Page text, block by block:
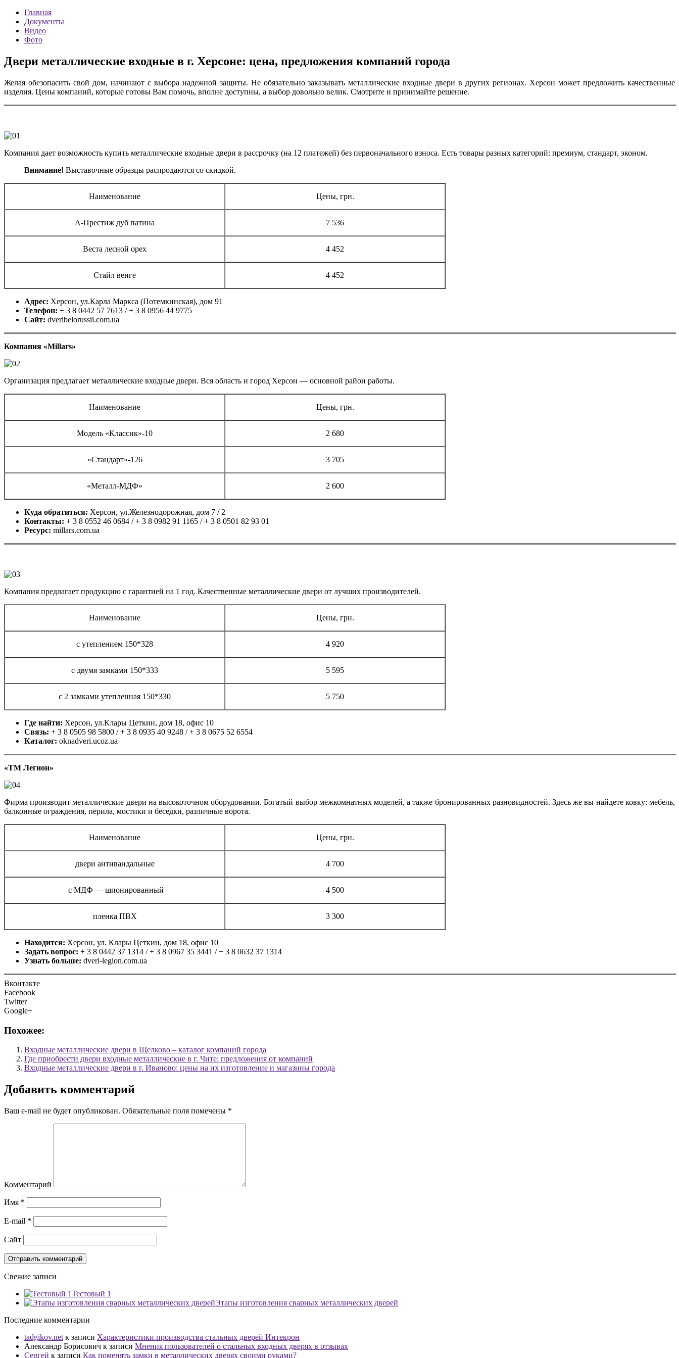
Главная
Документы
Видео
Фото
Двери металлические входные в г. Херсоне: цена, предложения компаний города
Желая обезопасить свой дом, начинают с выбора надежной защиты. Не обязательно заказывать металлические входные двери в других регионах. Херсон может предложить качественные
изделия. Цены компаний, которые готовы Вам помочь, вполне доступны, а выбор довольно велик. Смотрите и принимайте решение.
Компания дает возможность купить металлические входные двери в рассрочку (на 12 платежей) без первоначального взноса. Есть товары разных категорий: премиум, стандарт, эконом.
Внимание! Выставочные образцы распродаются со скидкой.
Наименование Цены, грн.
А-Престиж дуб патина 7 536
Веста лесной орех 4 452
Стайл венге 4 452
Адрес: Херсон, ул.Карла Маркса (Потемкинская), дом 91
Телефон: + 3 8 0442 57 7613 / + 3 8 0956 44 9775
Сайт: dveribelorussii.com.ua
Компания «Millars»
Организация предлагает металлические входные двери. Вся область и город Херсон — основной район работы.
Наименование Цены, грн.
Модель «Классик»-10 2 680
«Стандарт»-126 3 705
«Металл-МДФ» 2 600
Куда обратиться: Херсон, ул.Железнодорожная, дом 7 / 2
Контакты: + 3 8 0552 46 0684 / + 3 8 0982 91 1165 / + 3 8 0501 82 93 01
Ресурс: millars.com.ua
Компания предлагает продукцию с гарантией на 1 год. Качественные металлические двери от лучших производителей.
Наименование Цены, грн.
с утеплением 150*328 4 920
с двумя замками 150*333 5 595
с 2 замками утепленная 150*330 5 750
Где найти: Херсон, ул.Клары Цеткин, дом 18, офис 10
Связь: + 3 8 0505 98 5800 / + 3 8 0935 40 9248 / + 3 8 0675 52 6554
Каталог: oknadveri.ucoz.ua
«ТМ Легион»
Фирма производит металлические двери на высокоточном оборудовании. Богатый выбор межкомнатных моделей, а также бронированных разновидностей. Здесь же вы найдете ковку: мебель,
балконные ограждения, перила, мостики и беседки, различные ворота.
Наименование Цены, грн.
двери антивандальные 4 700
с МДФ — шпонированный 4 500
пленка ПВХ 3 300
Находится: Херсон, ул. Клары Цеткин, дом 18, офис 10
Задать вопрос: + 3 8 0442 37 1314 / + 3 8 0967 35 3441 / + 3 8 0632 37 1314
Узнать больше: dveri-legion.com.ua
Вконтакте
Facebook
Twitter
Google+
Похожее:
Входные металлические двери в Щелково – каталог компаний города
Где приобрести двери входные металлические в г. Чите: предложения от компаний
Входные металлические двери в г. Иваново: цены на их изготовление и магазины города
Добавить комментарий
Ваш e-mail не будет опубликован. Обязательные поля помечены *
Комментарий
Имя *
E-mail *
Сайт
Свежие записи
Тестовый 1
Этапы изготовления сварных металлических дверей
Последние комментарии
tadgikov.net к записи Характеристики производства стальных дверей Интекрон
Александр Борисович к записи Мнения пользователей о стальных входных дверях в отзывах
Сергей к записи Как поменять замки в металлических дверях своими руками?